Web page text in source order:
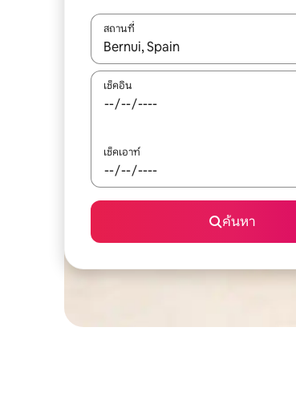
สถานที่
ใช้ลูกศรขึ้นลง หรือใช้การสัมผัสหรือปัด
เช็คอิน
เช็คเอาท์
ค้นหา